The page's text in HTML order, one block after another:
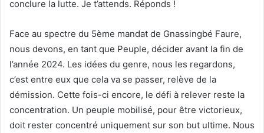
conclure la lutte. Je t’attends. Réponds !
Face au spectre du 5ème mandat de Gnassingbé Faure,
nous devons, en tant que Peuple, décider avant la fin de
l’année 2024. Les idées du genre, nous les regardons,
c’est entre eux que cela va se passer, relève de la
démission. Cette fois-ci encore, le défi à relever reste la
concentration. Un peuple mobilisé, pour être victorieux,
doit rester concentré uniquement sur son but ultime. Nous